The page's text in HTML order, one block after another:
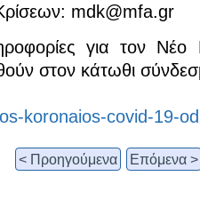
mdk@mfa.gr
για τον
στον κάτωθι
koronaios-covid-19-
< Προηγούμενα Επόμενα >